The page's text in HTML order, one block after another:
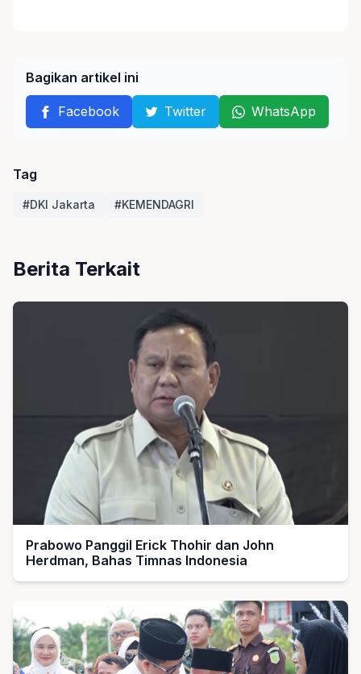
Bagikan artikel ini
Facebook Twitter WhatsApp
Tag
#DKI Jakarta #KEMENDAGRI
Berita Terkait
Prabowo Panggil Erick Thohir dan John
Herdman, Bahas Timnas Indonesia